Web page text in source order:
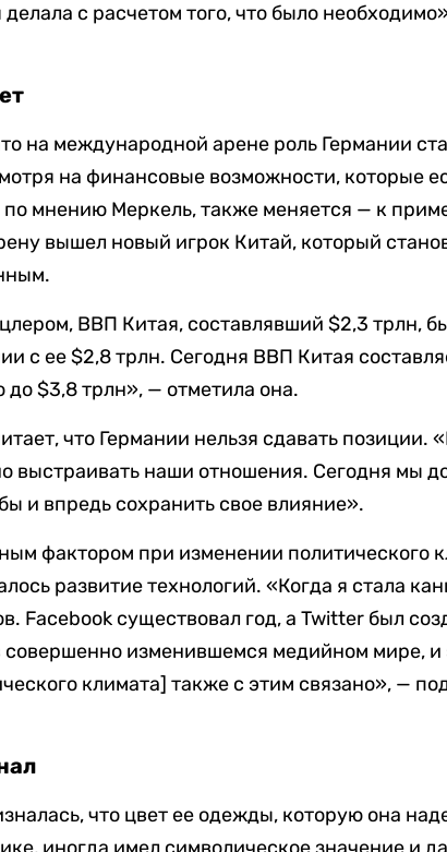
делала с расчетом того, что было
на международной арене роль Германии
на финансовые возможности, которые
по мнению Меркель, также меняется — к
вышел новый игрок Китай, который
ВВП Китая, составлявший $2,3 трлн,
с ее $2,8 трлн. Сегодня ВВП Китая
до $3,8 трлн», — отметила она.
что Германии нельзя сдавать позиции.
выстраивать наши отношения. Сегодня мы
и впредь сохранить свое влияние».
фактором при изменении политического
развитие технологий. «Когда я стала
Facebook существовал год, а Twitter был
изменившемся медийном мире, и
климата] также с этим связано», —
что цвет ее одежды, которую она